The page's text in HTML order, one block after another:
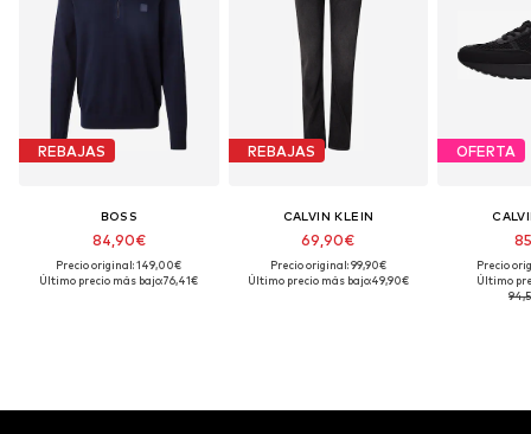
REBAJAS
BOSS
84,90€
Precio original: 149,00€
Último precio más bajo:76,41€
REBAJAS
CALVIN KLEIN
69,90€
Precio original: 99,90€
Último precio más bajo:49,90€
OFERTA
Precio
Último